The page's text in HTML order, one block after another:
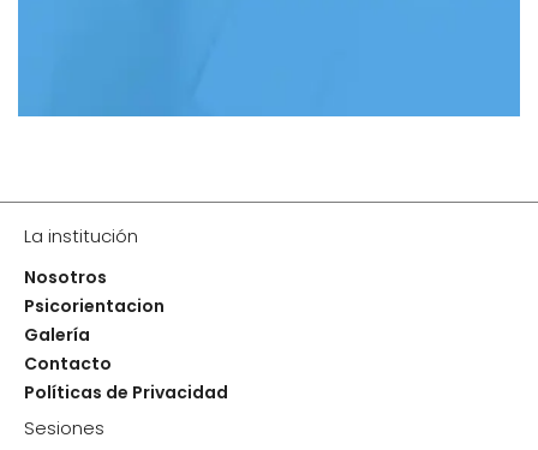
La institución
Nosotros
Psicorientacion
Galería
Contacto
Políticas de Privacidad
Sesiones